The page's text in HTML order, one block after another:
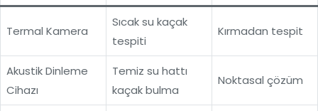
Termal Kamera
Sıcak su kaçak
tespiti
Kırmadan tespit
Akustik Dinleme
Cihazı
Temiz su hattı
kaçak bulma
Noktasal çözüm